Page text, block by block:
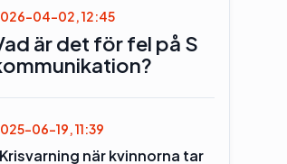
04-02, 12:45
är det för fel på S
06-19, 11:39
när kvinnorna tar